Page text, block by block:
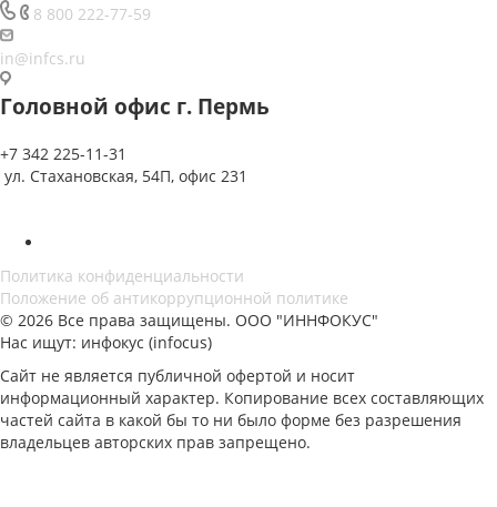
8 800 222-77-59
in@infcs.ru
Головной офис г. Пермь
+7 342 225-11-31
ул. Стахановская, 54П, офис 231
Политика конфиденциальности
Положение об антикоррупционной политике
© 2026 Все права защищены. ООО "ИННФОКУС"
Нас ищут: инфокус (infocus)
Сайт не является публичной офертой и носит
информационный характер. Копирование всех составляющих
частей сайта в какой бы то ни было форме без разрешения
владельцев авторских прав запрещено.